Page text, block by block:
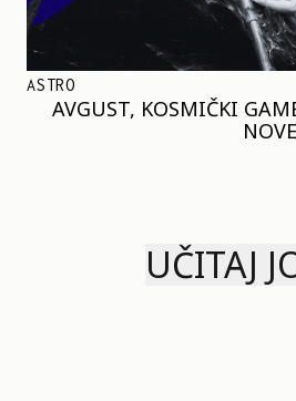
ASTRO
AVGUST, KOSMIČKI
UČITAJ